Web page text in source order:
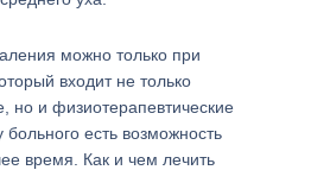
можно только при
входит не только
но и физиотерапевтические
есть возможность
время. Как и чем лечить